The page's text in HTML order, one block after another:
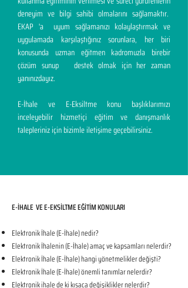
deneyim ve bilgi sahibi olmalarını sağlamaktır.
EKAP 'a uyum sağlamanızı kolaylaştırmak ve
uygulamada karşılaştığınız sorunlara, her biri
konusunda uzman eğitmen kadromuzla birebir
çözüm sunup destek olmak için her zaman
yanınızdayız.
E-İhale ve E-Eksiltme konu başlıklarımızı
inceleyebilir hizmetiçi eğitim ve danışmanlık
talepleriniz için bizimle iletişime geçebilirsiniz.
E-İHALE VE E-EKSİLTME EĞİTİM KONULARI​
Elektronik İhale (E-İhale) nedir?
Elektronik İhalenin (E-İhale) amaç ve kapsamları nelerdir?
Elektronik İhale (E-İhale) hangi yönetmelikler değişti?
Elektronik İhale (E-İhale) önemli tanımlar nelerdir?
Elektronik ihale de ki kısaca değişiklikler nelerdir?